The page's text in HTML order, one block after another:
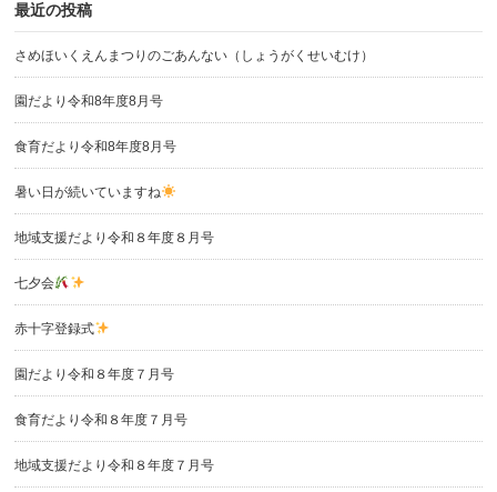
最近の投稿
さめほいくえんまつりのごあんない（しょうがくせいむけ）
園だより令和8年度8月号
食育だより令和8年度8月号
暑い日が続いていますね
地域支援だより令和８年度８月号
七夕会
赤十字登録式
園だより令和８年度７月号
食育だより令和８年度７月号
地域支援だより令和８年度７月号